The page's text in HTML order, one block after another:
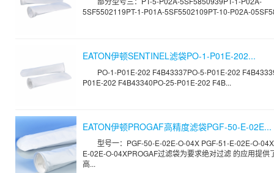
5SF5502119PT-1-P01A-5SF5502109PT-10-P02A-
EATON伊顿SENTINEL滤袋PO-1-P01E-202...
PO-1-P01E-202 F4B43337PO-5-P01E-202
P01E-202 F4B43340PO-25-P01E-202 F4B...
EATON伊顿PROGAF高精度滤袋PGF-50-E-02E...
型号一：PGF-50-E-02E-O-04X PGF-51-E-02E-O-
E-02E-O-04XPROGAF过滤袋为要求绝对过滤 的应用提供
高...